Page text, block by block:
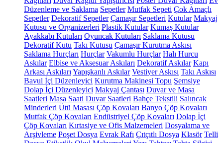
Düzenleme ve Saklama Sepetler Mutfak Sepeti Çok Amaçlı
Sepetler Dekoratif Sepetler Çamaşır Sepetleri Kutular Makyaj
Kutusu ve Organizerleri Plastik Kutular Kumaş Kutular
Ayakkabı Kutuları Oyuncak Kutuları Saklama Kutusu
Dekoratif Kutu Takı Kutusu Çamaşır Kurutma Askısı
Saklama Hurçları Hurçlar Vakumlu Hurçlar Halı Hurcu
Askılar Elbise ve Aksesuar Askıları Dekoratif Askılar Kapı
Arkası Askıları Yapışkanlı Askılar Vestiyer Askısı Takı Askısı
Bavul İçi Düzenleyici Kurutma Makinesi Topu Şemsiye
Dolap İçi Düzenleyici Makyaj Çantası Duvar ve Masa
Saatleri Masa Saati Duvar Saatleri Bahçe Tekstili Salıncak
Minderleri Ütü Masası Çöp Kovaları Banyo Çöp Kovaları
Mutfak Çöp Kovaları Endüstriyel Çöp Kovaları Dolap İçi
Çöp Kovaları Kırtasiye ve Ofis Malzemeleri Dosyalama ve
Arşivleme Poşet Dosya Evrak Rafı Çıtçıtlı Dosya Klasör Telli